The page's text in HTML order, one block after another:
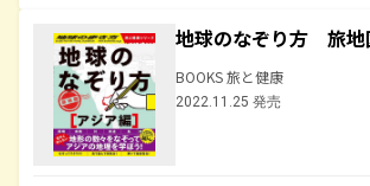
地球のなぞり方 旅
BOOKS 旅と健康
2022.11.25 発売